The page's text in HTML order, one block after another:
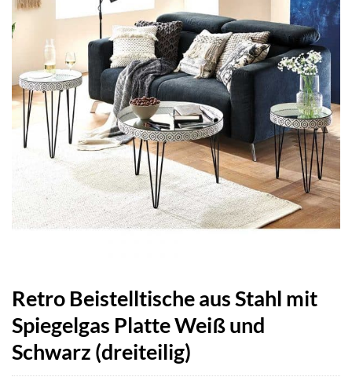
Retro Beistelltische aus Stahl mit
Spiegelgas Platte Weiß und
Schwarz (dreiteilig)